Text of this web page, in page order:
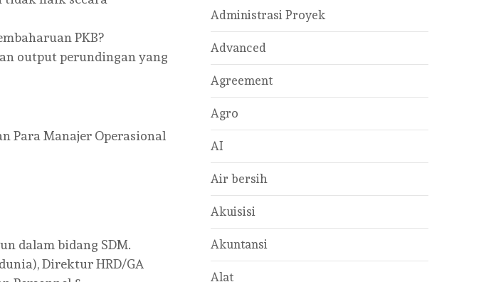
PKB?
output perundingan yang
Para Manajer Operasional
dalam bidang SDM.
Direktur HRD/GA
Administrasi Proyek
Advanced
Agreement
Agro
AI
Air bersih
Akuisisi
Akuntansi
Alat